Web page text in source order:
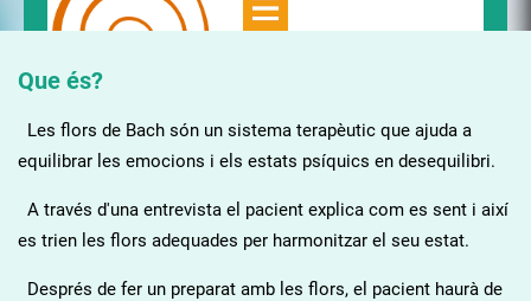
Que és?
Les flors de Bach són un sistema terapèutic que ajuda a
equilibrar les emocions i els estats psíquics en desequilibri.
A través d'una entrevista el pacient explica com es sent i així
es trien les flors adequades per harmonitzar el seu estat.
Després de fer un preparat amb les flors, el pacient haurà de